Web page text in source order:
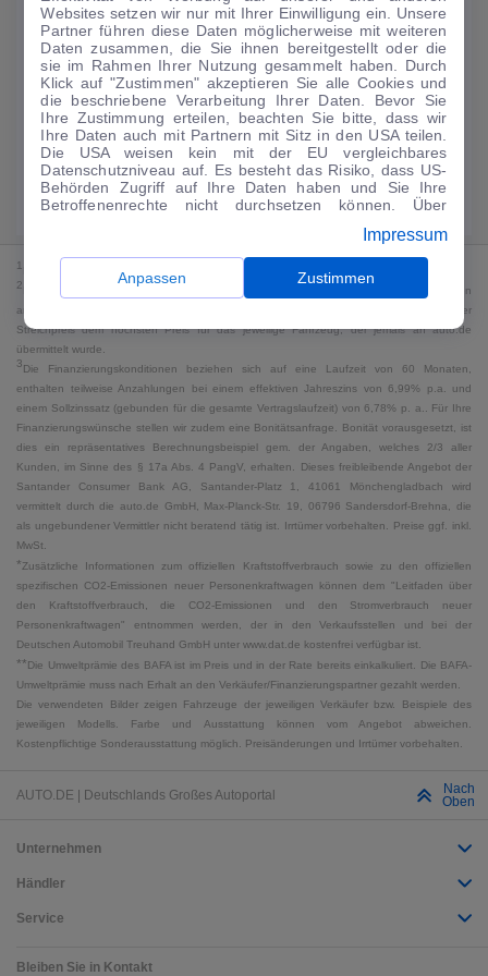
188€/mtl.
Guter Preis4
0 € Anzahlung ·60 Monate ·Finanzierungs-Details
Angebot anfragen Rate anpassen
Kraftstoffverbrauch komb. 18 l/100 km · CO₂-Emissionen komb. 0 g/km ·
CO₂-Klasse G · WLTP*
1
2 Bei dem Streichpreis handelt es sich für Neufahrzeuge und junge Gebrauchte um den
an auto.de übermittelten Listenpreis. Für alle anderen Fahrzeuge entspricht der
Streichpreis dem höchsten Preis für das jeweilige Fahrzeug, der jemals an auto.de
übermittelt wurde.
3Die Finanzierungskonditionen beziehen sich auf eine Laufzeit von 60 Monaten,
enthalten teilweise Anzahlungen bei einem effektiven Jahreszins von 6,99% p.a. und
einem Sollzinssatz (gebunden für die gesamte Vertragslaufzeit) von 6,78% p. a.. Für Ihre
Finanzierungswünsche stellen wir zudem eine Bonitätsanfrage. Bonität vorausgesetzt, ist
dies ein repräsentatives Berechnungsbeispiel gem. der Angaben, welches 2/3 aller
Kunden, im Sinne des § 17a Abs. 4 PangV, erhalten. Dieses freibleibende Angebot der
Santander Consumer Bank AG, Santander-Platz 1, 41061 Mönchengladbach wird
vermittelt durch die auto.de GmbH, Max-Planck-Str. 19, 06796 Sandersdorf-Brehna, die
als ungebundener Vermittler nicht beratend tätig ist. Irrtümer vorbehalten. Preise ggf. inkl.
MwSt.
*Zusätzliche Informationen zum offiziellen Kraftstoffverbrauch sowie zu den offiziellen
spezifischen CO2-Emissionen neuer Personenkraftwagen können dem "Leitfaden über
den Kraftstoffverbrauch, die CO2-Emissionen und den Stromverbrauch neuer
Personenkraftwagen" entnommen werden, der in den Verkaufsstellen und bei der
Deutschen Automobil Treuhand GmbH unter www.dat.de kostenfrei verfügbar ist.
**Die Umweltprämie des BAFA ist im Preis und in der Rate bereits einkalkuliert. Die BAFA-
Umweltprämie muss nach Erhalt an den Verkäufer/Finanzierungspartner gezahlt werden.
Die verwendeten Bilder zeigen Fahrzeuge der jeweiligen Verkäufer bzw. Beispiele des
jeweiligen Modells. Farbe und Ausstattung können vom Angebot abweichen.
Kostenpflichtige Sonderausstattung möglich. Preisänderungen und Irrtümer vorbehalten.
AUTO.DE | Deutschlands Großes Autoportal
Nach
Oben
Unternehmen
Händler
Service
Bleiben Sie in Kontakt
Websites setzen wir nur mit Ihrer Einwilligung ein. Unsere
Partner führen diese Daten möglicherweise mit weiteren
Daten zusammen, die Sie ihnen bereitgestellt oder die
sie im Rahmen Ihrer Nutzung gesammelt haben. Durch
Klick auf "Zustimmen" akzeptieren Sie alle Cookies und
die beschriebene Verarbeitung Ihrer Daten. Bevor Sie
Ihre Zustimmung erteilen, beachten Sie bitte, dass wir
Ihre Daten auch mit Partnern mit Sitz in den USA teilen.
Die USA weisen kein mit der EU vergleichbares
Datenschutzniveau auf. Es besteht das Risiko, dass US-
Behörden Zugriff auf Ihre Daten haben und Sie Ihre
Betroffenenrechte nicht durchsetzen können. Über
anpassen. Dies ist auch später jederzeit im Bereich
Cookie-Richtliniemöglich. Weitere Informationen finden
Sie in unsererDatenschutzerklärung .
Impressum
Anpassen Zustimmen